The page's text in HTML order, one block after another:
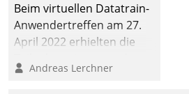
Beim virtuellen Datatrain-
Anwendertreffen am 27.
April 2022 erhielten die
Teilnehmer kurzweilige
Andreas Lerchner